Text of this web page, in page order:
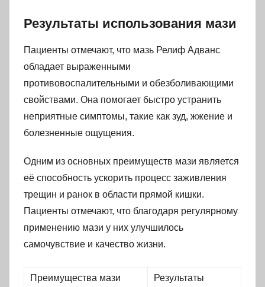
Результаты использования мази
Пациенты отмечают, что мазь Релиф Адванс
обладает выраженными
противовоспалительными и обезболивающими
свойствами. Она помогает быстро устранить
неприятные симптомы, такие как зуд, жжение и
болезненные ощущения.
Одним из основных преимуществ мази является
её способность ускорить процесс заживления
трещин и ранок в области прямой кишки.
Пациенты отмечают, что благодаря регулярному
применению мази у них улучшилось
самочувствие и качество жизни.
Преимущества мази Результаты